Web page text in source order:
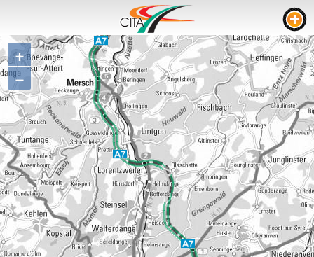
TRAFIC
WEBCAMS
LIVE STREAM
CHANTIERS
TEMPS DE PARCOURS
PARKING CAMION
RTL
CHANTIERS
INCIDENTS
+
−